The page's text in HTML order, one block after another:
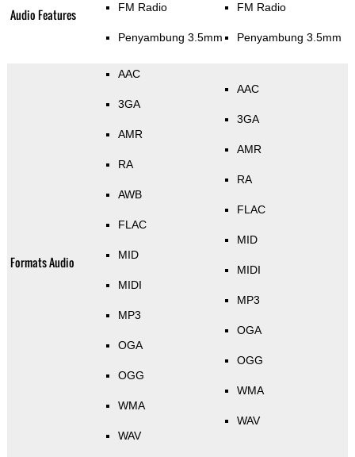
Audio Features FM Radio
Penyambung 3.5mm
FM Radio
Penyambung 3.5mm
Formats Audio
AAC
3GA
AMR
RA
AWB
FLAC
MID
MIDI
MP3
OGA
OGG
WMA
WAV
AAC
3GA
AMR
RA
FLAC
MID
MIDI
MP3
OGA
OGG
WMA
WAV